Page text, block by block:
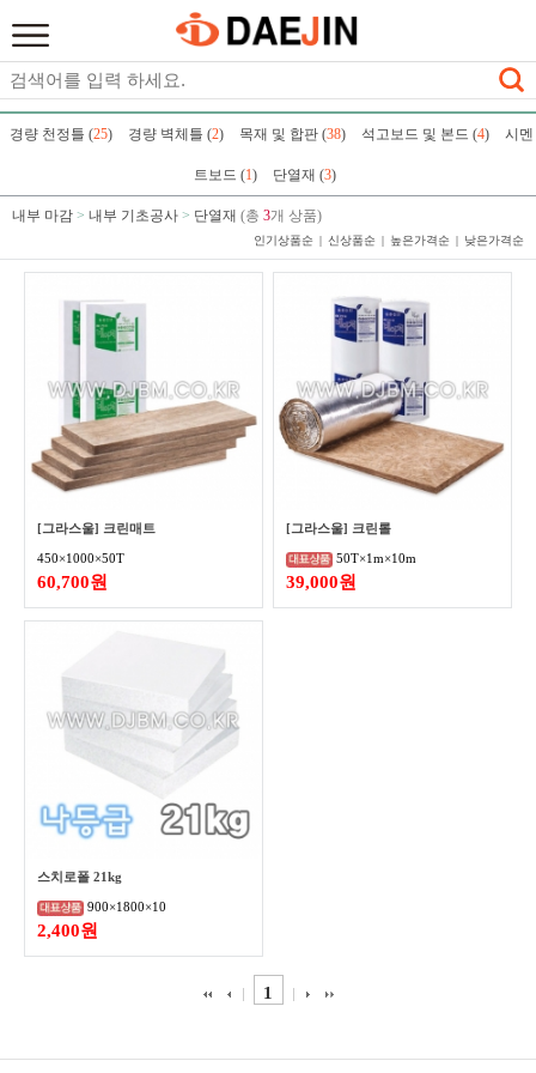
경량 천정틀 (25) 경량 벽체틀 (2) 목재 및 합판 (38) 석고보드 및 본드 (4) 시멘
트보드 (1) 단열재 (3)
내부 마감 > 내부 기초공사 > 단열재 (총 3개 상품)
인기상품순 신상품순 높은가격순 낮은가격순
[그라스울] 크린매트
450×1000×50T
60,700원
[그라스울] 크린롤
50T×1m×10m
39,000원
스치로폴 21kg
900×1800×10
2,400원
1